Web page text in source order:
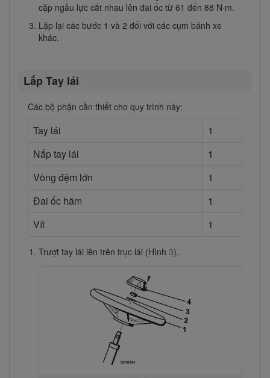
cặp ngẫu lực cắt nhau lên đai ốc từ 61 đến 88 N∙m.
Lặp lại các bước 1 và 2 đối với các cụm bánh xe
khác.
Lắp Tay lái
Các bộ phận cần thiết cho quy trình này:
Tay lái
1
Nắp tay lái
1
Vòng đệm lớn
1
Đai ốc hãm
1
Vít
1
Trượt tay lái lên trên trục lái (Hình 3).